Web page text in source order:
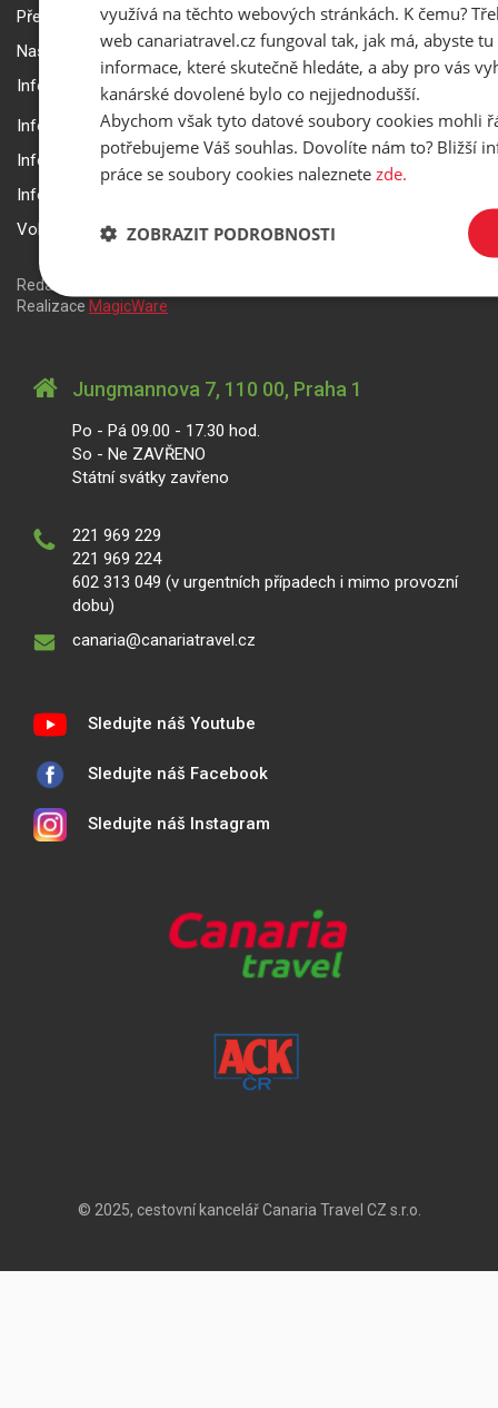
Přepravní podmínky Smartwings
Nastavení a ochrana soukromí
Informace k rezervaci zájezdu
Informace k pojištění
Informace k letecké přepravě
Informace k ubytování a pobytu
Volitelné doplňkové služby
Redakční systém
Realizace MagicWare
Jungmannova 7, 110 00, Praha 1
Po - Pá 09.00 - 17.30 hod.
So - Ne ZAVŘENO
Státní svátky zavřeno
221 969 229
221 969 224
602 313 049 (v urgentních případech i mimo provozní
dobu)
canaria@canariatravel.cz
Sledujte náš Youtube
Sledujte náš Facebook
Sledujte náš Instagram
© 2025, cestovní kancelář Canaria Travel CZ s.r.o.
využívá na těchto webových stránkách. K čemu?
web canariatravel.cz fungoval tak, jak má, abyste
informace, které skutečně hledáte, a aby pro vás
kanárské dovolené bylo co nejjednodušší.
Abychom však tyto datové soubory cookies mohli
potřebujeme Váš souhlas. Dovolíte nám to? Bližší
práce se soubory cookies naleznete zde.
ZOBRAZIT PODROBNOSTI